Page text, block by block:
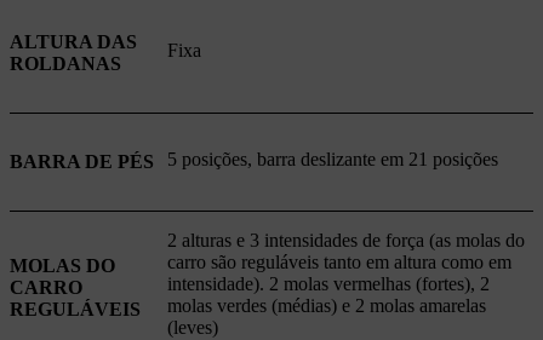
ALTURA DAS
ROLDANAS
Fixa
BARRA DE PÉS 5 posições, barra deslizante em 21 posições
MOLAS DO
CARRO
REGULÁVEIS
2 alturas e 3 intensidades de força (as molas do
carro são reguláveis tanto em altura como em
intensidade). 2 molas vermelhas (fortes), 2
molas verdes (médias) e 2 molas amarelas
(leves)